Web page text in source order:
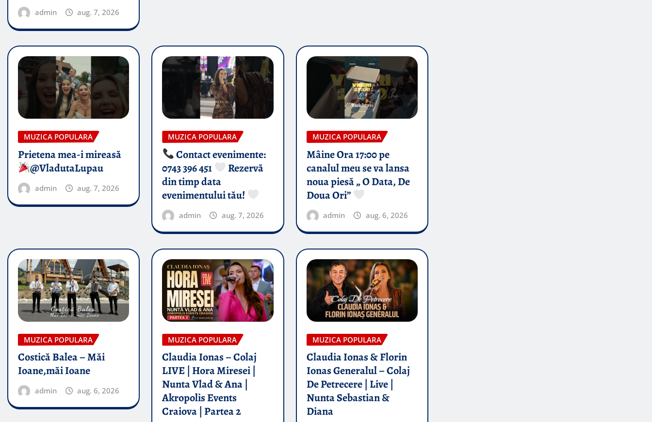
admin aug. 7, 2026
MUZICA POPULARA
Prietena mea-i mireasă​
@VladutaLupau
admin aug. 7, 2026
MUZICA POPULARA
Contact evenimente:
0743 396 451
Rezervă
din timp data
evenimentului tău!
admin aug. 7, 2026
MUZICA POPULARA
Mâine Ora 17:00 pe
canalul meu se va lansa
noua piesă „ O Data, De
Doua Ori”
admin aug. 6, 2026
MUZICA POPULARA
Costică Balea – Măi
Ioane,măi Ioane
admin aug. 6, 2026
MUZICA POPULARA
Claudia Ionas – Colaj
LIVE | Hora Miresei |
Nunta Vlad & Ana |
Akropolis Events
Craiova | Partea 2
MUZICA POPULARA
Claudia Ionas & Florin
Ionas Generalul – Colaj
De Petrecere | Live |
Nunta Sebastian &
Diana